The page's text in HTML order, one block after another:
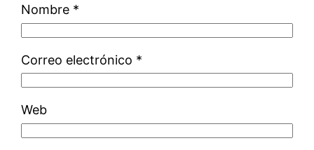
Nombre *
Correo electrónico *
Web